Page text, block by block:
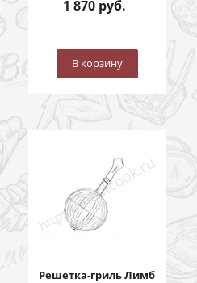
1 870руб.
В корзину
Решетка-гриль Лимб